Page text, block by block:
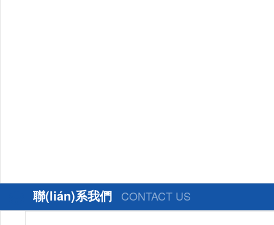
聯(lián)系我們 CONTACT US